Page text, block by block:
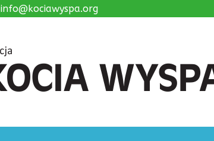
info@kociawyspa.org